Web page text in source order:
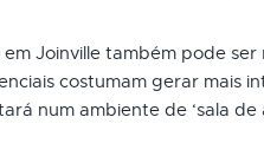
em Joinville também pode ser
costumam gerar mais
num ambiente de ‘sala de